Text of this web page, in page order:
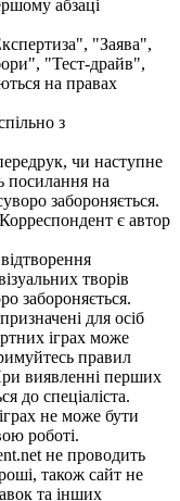
абзаці
"Заява",
"Тест-драйв",
на правах
з
чи наступне
посилання на
забороняється.
є автор
творів
забороняється.
для осіб
іграх може
правил
виявленні перших
до спеціаліста.
не може бути
роботі.
не проводить
також сайт не
та інших